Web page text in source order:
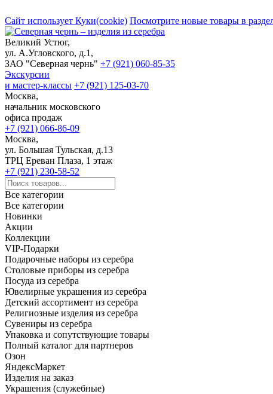
Сайт использует Куки(cookie) Посмотрите новые товары в
Великий Устюг,
ул. А.Угловского, д.1,
ЗАО "Северная чернь" +7 (921) 060-85-35
Экскурсии
и мастер-классы +7 (921) 125-03-70
Москва,
начальник московского
офиса продаж
+7 (921) 066-86-09
Москва,
ул. Большая Тульская, д.13
ТРЦ Ереван Плаза, 1 этаж
+7 (921) 230-58-52
Все категории
Все категории
Новинки
Акции
Коллекции
VIP-Подарки
Подарочные наборы из серебра
Столовые приборы из серебра
Посуда из серебра
Ювелирные украшения из серебра
Детский ассортимент из серебра
Религиозные изделия из серебра
Сувениры из серебра
Упаковка и сопутствующие товары
Полный каталог для партнеров
Озон
ЯндексМаркет
Изделия на заказ
Украшения (служебные)